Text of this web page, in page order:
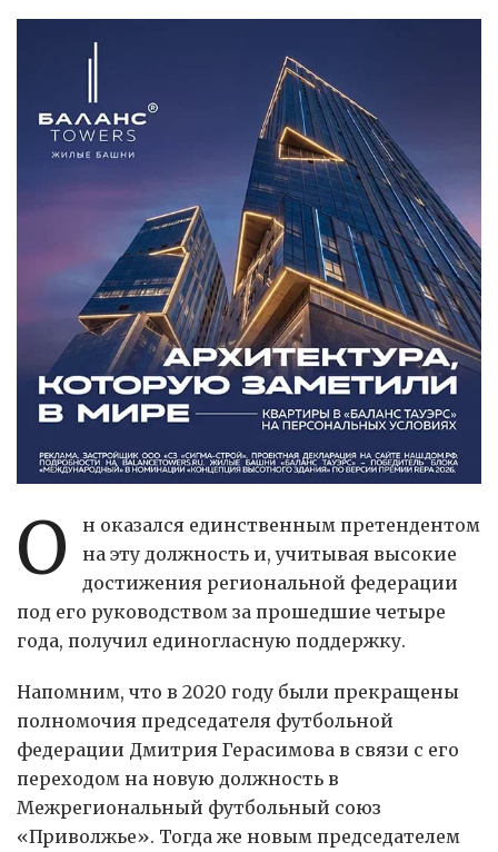
О
н оказался единственным претендентом
на эту должность и, учитывая высокие
достижения региональной федерации
под его руководством за прошедшие четыре
года, получил единогласную поддержку.
Напомним, что в 2020 году были прекращены
полномочия председателя футбольной
федерации Дмитрия Герасимова в связи с его
переходом на новую должность в
Межрегиональный футбольный союз
«Приволжье». Тогда же новым председателем